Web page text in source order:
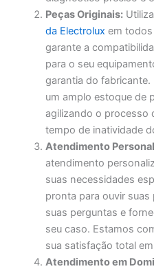
Peças Originais:
da Electrolux em
garante a
para o seu
garantia do
um amplo estoque de
agilizando o processo
tempo de inatividade
Atendimento
atendimento
suas necessidades
pronta para ouvir
suas perguntas e
seu caso. Estamos
sua satisfação total
Atendimento em